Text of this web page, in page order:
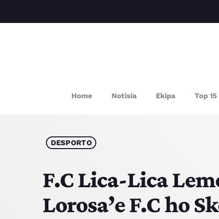
Home Notisia Ekipa Top 15
DESPORTO
F.C Lica-Lica
Lorosa’e F.C ho